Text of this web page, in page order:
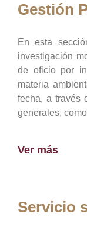
Gestión
En esta
investigación
de oficio por
materia
fecha, a través
generales,
Ver más
Servicio